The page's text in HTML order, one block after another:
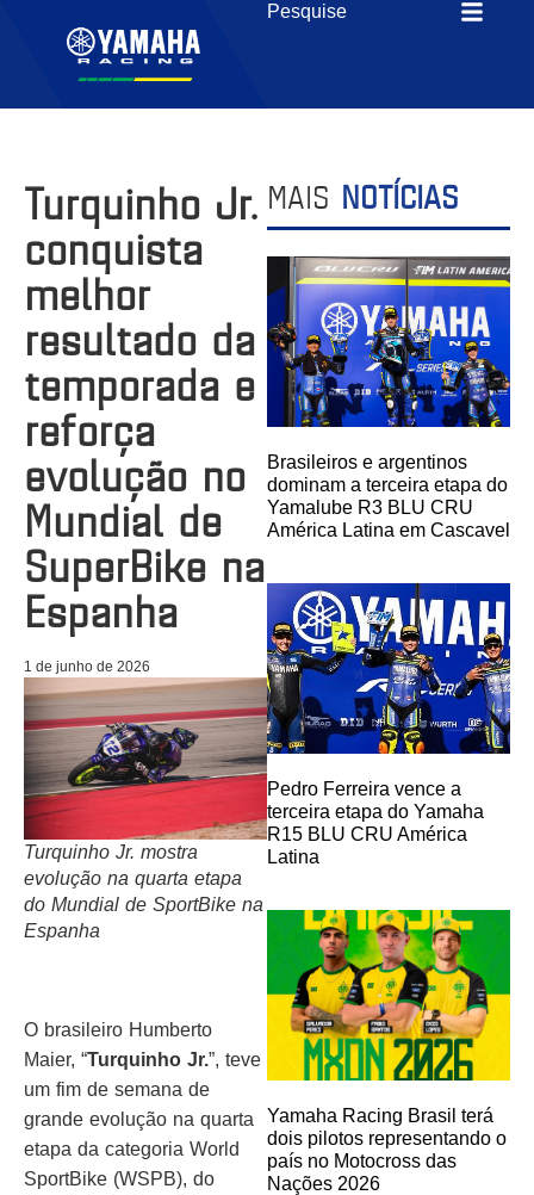
Turquinho Jr.
conquista
melhor
resultado da
temporada e
reforça
evolução no
Mundial de
SuperBike na
Espanha
1 de junho de 2026
Turquinho Jr. mostra
evolução na quarta etapa
do Mundial de SportBike na
Espanha
O brasileiro Humberto
Maier, “Turquinho Jr.”, teve
um fim de semana de
grande evolução na quarta
etapa da categoria World
SportBike (WSPB), do
MAIS NOTÍCIAS
Brasileiros e argentinos
dominam a terceira etapa do
Yamalube R3 BLU CRU
América Latina em Cascavel
Pedro Ferreira vence a
terceira etapa do Yamaha
R15 BLU CRU América
Latina
Yamaha Racing Brasil terá
dois pilotos representando o
país no Motocross das
Nações 2026